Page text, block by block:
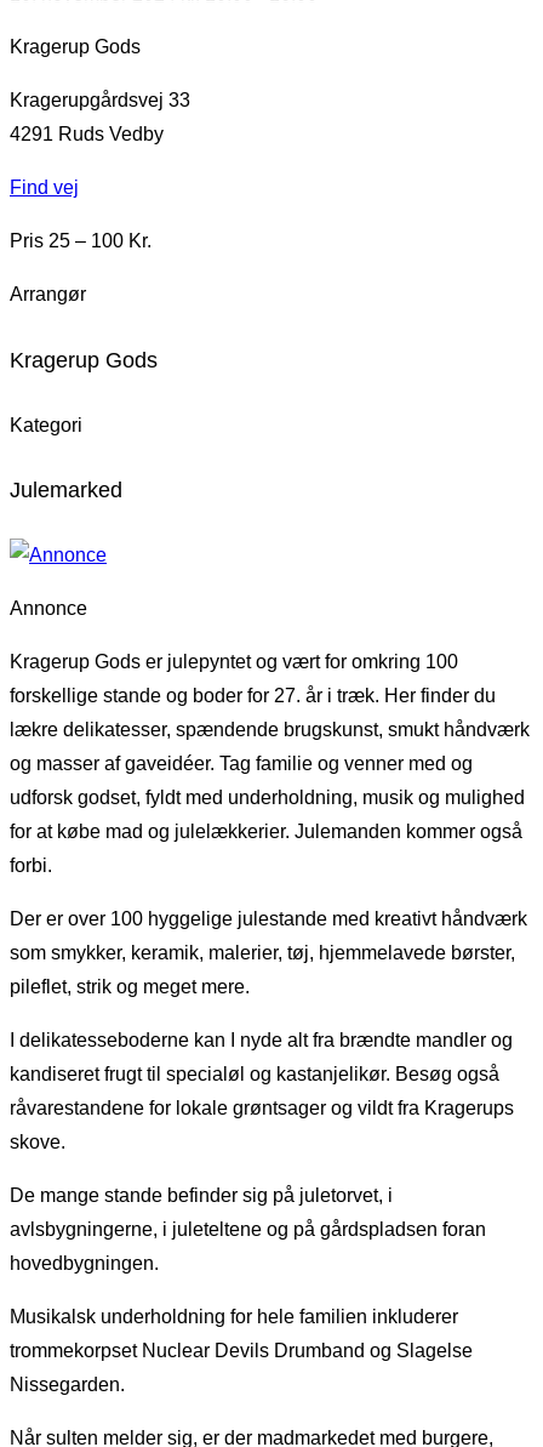
Kragerup Gods
Kragerupgårdsvej 33
4291 Ruds Vedby
Find vej
Pris 25 – 100 Kr.
Arrangør
Kragerup Gods
Kategori
Julemarked
Annonce
Kragerup Gods er julepyntet og vært for omkring 100
forskellige stande og boder for 27. år i træk. Her finder du
lækre delikatesser, spændende brugskunst, smukt håndværk
og masser af gaveidéer. Tag familie og venner med og
udforsk godset, fyldt med underholdning, musik og mulighed
for at købe mad og julelækkerier. Julemanden kommer også
forbi.
Der er over 100 hyggelige julestande med kreativt håndværk
som smykker, keramik, malerier, tøj, hjemmelavede børster,
pileflet, strik og meget mere.
I delikatesseboderne kan I nyde alt fra brændte mandler og
kandiseret frugt til specialøl og kastanjelikør. Besøg også
råvarestandene for lokale grøntsager og vildt fra Kragerups
skove.
De mange stande befinder sig på juletorvet, i
avlsbygningerne, i juleteltene og på gårdspladsen foran
hovedbygningen.
Musikalsk underholdning for hele familien inkluderer
trommekorpset Nuclear Devils Drumband og Slagelse
Nissegarden.
Når sulten melder sig, er der madmarkedet med burgere,